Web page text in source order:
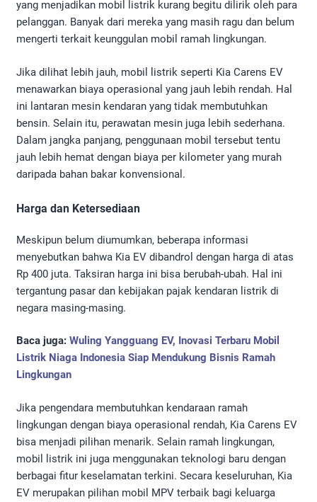
yang menjadikan mobil listrik kurang begitu dilirik oleh para
pelanggan. Banyak dari mereka yang masih ragu dan belum
mengerti terkait keunggulan mobil ramah lingkungan.
Jika dilihat lebih jauh, mobil listrik seperti Kia Carens EV
menawarkan biaya operasional yang jauh lebih rendah. Hal
ini lantaran mesin kendaran yang tidak membutuhkan
bensin. Selain itu, perawatan mesin juga lebih sederhana.
Dalam jangka panjang, penggunaan mobil tersebut tentu
jauh lebih hemat dengan biaya per kilometer yang murah
daripada bahan bakar konvensional.
Harga dan Ketersediaan
Meskipun belum diumumkan, beberapa informasi
menyebutkan bahwa Kia EV dibandrol dengan harga di atas
Rp 400 juta. Taksiran harga ini bisa berubah-ubah. Hal ini
tergantung pasar dan kebijakan pajak kendaran listrik di
negara masing-masing.
Baca juga: Wuling Yangguang EV, Inovasi Terbaru Mobil
Listrik Niaga Indonesia Siap Mendukung Bisnis Ramah
Lingkungan
Jika pengendara membutuhkan kendaraan ramah
lingkungan dengan biaya operasional rendah, Kia Carens EV
bisa menjadi pilihan menarik. Selain ramah lingkungan,
mobil listrik ini juga menggunakan teknologi baru dengan
berbagai fitur keselamatan terkini. Secara keseluruhan, Kia
EV merupakan pilihan mobil MPV terbaik bagi keluarga